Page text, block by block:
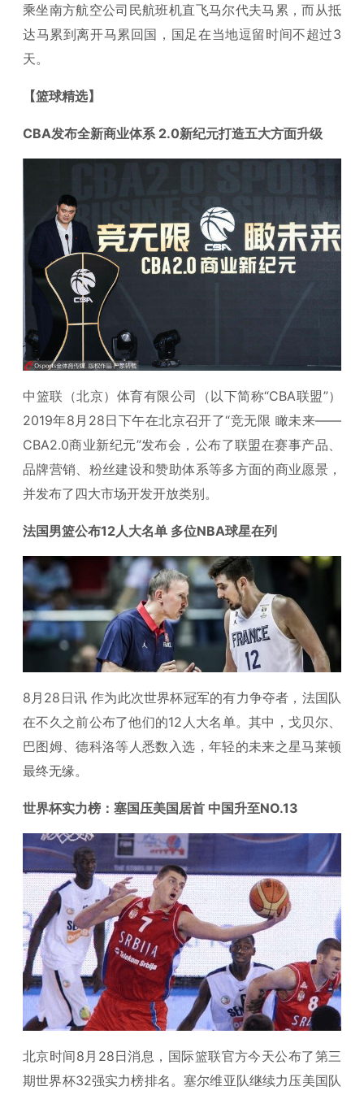
乘坐南方航空公司民航班机直飞马尔代夫马累，而从抵
达马累到离开马累回国，国足在当地逗留时间不超过3
天。
【篮球精选】
CBA发布全新商业体系 2.0新纪元打造五大方面升级
中篮联（北京）体育有限公司（以下简称“CBA联盟”）
2019年8月28日下午在北京召开了“竞无限 瞰未来——
CBA2.0商业新纪元”发布会，公布了联盟在赛事产品、
品牌营销、粉丝建设和赞助体系等多方面的商业愿景，
并发布了四大市场开发开放类别。
法国男篮公布12人大名单 多位NBA球星在列
8月28日讯 作为此次世界杯冠军的有力争夺者，法国队
在不久之前公布了他们的12人大名单。其中，戈贝尔、
巴图姆、德科洛等人悉数入选，年轻的未来之星马莱顿
最终无缘。
世界杯实力榜：塞国压美国居首 中国升至NO.13
北京时间8月28日消息，国际篮联官方今天公布了第三
期世界杯32强实力榜排名。塞尔维亚队继续力压美国队